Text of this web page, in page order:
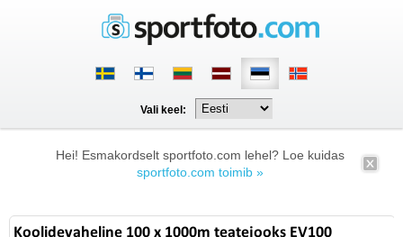
Vali keel:
Hei! Esmakordselt sportfoto.com lehel? Loe kuidas
sportfoto.com toimib »
Koolidevaheline 100 x 1000m teatejooks EV100